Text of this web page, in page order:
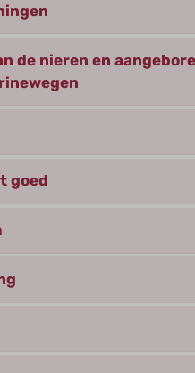
de nieren en
goed